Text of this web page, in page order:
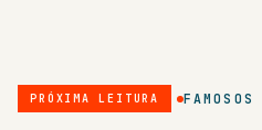
PRÓXIMA LEITURA FAMOSOS